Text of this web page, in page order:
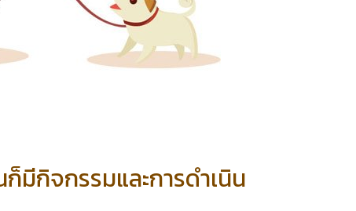
มีกิจกรรมและการดำเนิน